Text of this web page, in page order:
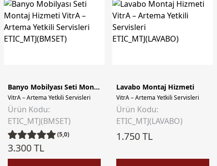
Banyo Mobilyası Seti Montaj Hizmeti
VitrA – Artema Yetkili Servisleri
Ürün Kodu:
ETIC_MTJ(BMSET)
(5,0)
3.300 TL
Lavabo Montaj Hizmeti
VitrA – Artema Yetkili Servisleri
Ürün Kodu:
ETIC_MTJ(LAVABO)
1.750 TL